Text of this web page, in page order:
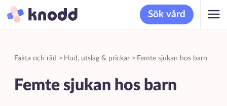
Sök vård
Fakta och råd > Hud, utslag & prickar > Femte sjukan hos barn
Femte sjukan hos barn